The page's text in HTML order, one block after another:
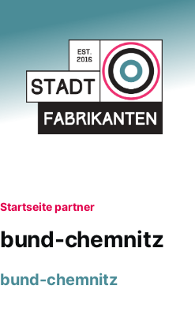
Pfadnavigation
Startseitepartner
bund-chemnitz
bund-chemnitz